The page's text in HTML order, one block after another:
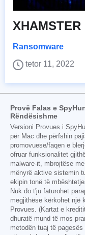
Ransomware
tetor 11, 2022
Provë Falas e
Rëndësishme
Versioni Provues i
për Mac dhe përfshin
promovuese/faqen e
ofruar funksionalitet
malware-it, mbrojtëse
mënyrë aktive sistemin
ekipin tonë të
Nuk do t'ju faturohet
megjithëse kërkohet një
Provues. (Kartat e
dhuratë mund të mos
metodën tuaj të